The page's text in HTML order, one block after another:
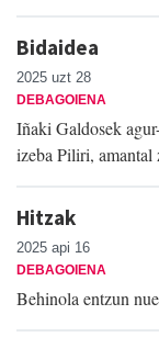
Bidaidea
2025 uzt 28
DEBAGOIENA
Iñaki Galdosek
izeba Piliri,
Hitzak
2025 api 16
DEBAGOIENA
Behinola entzun